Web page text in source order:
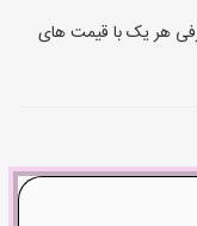
هر یک با قیمت های